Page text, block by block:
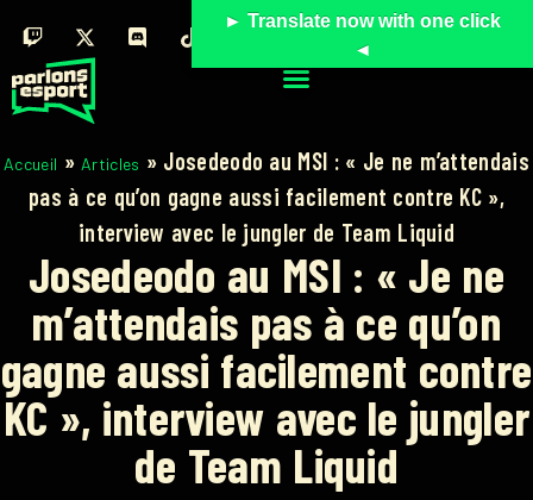
Accueil » Articles » Josedeodo au MSI : « Je ne m’attendais
pas à ce qu’on gagne aussi facilement contre KC »,
interview avec le jungler de Team Liquid
Josedeodo au MSI : « Je ne
m’attendais pas à ce qu’on
gagne aussi facilement contre
KC », interview avec le jungler
de Team Liquid
► Translate now with one click
◄